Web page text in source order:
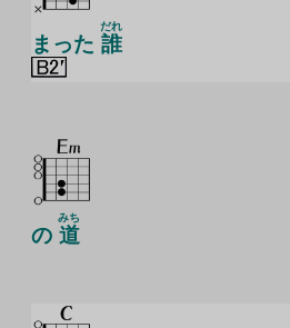
まった 誰
だれ
の 道
みち